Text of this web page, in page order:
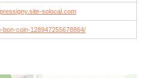
solocal.com
bon-coin-128947255678864/